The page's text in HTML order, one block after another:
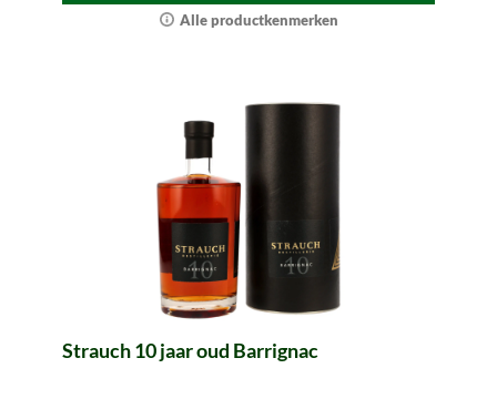
Alle productkenmerken
Strauch 10 jaar oud Barrignac